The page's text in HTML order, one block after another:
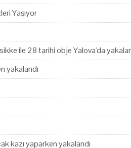
Yaşıyor
ile 28 tarihi obje Yalova'da
yakalandı
kazı yaparken yakalandı